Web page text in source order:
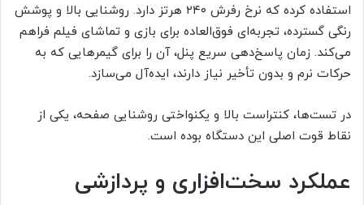
استفاده کرده که نرخ رفرش ۲۴۰ هرتز دارد. روشنایی بالا و پوشش
رنگی گسترده، تجربه‌ای فوق‌العاده برای بازی و تماشای فیلم فراهم
می‌کند. زمان پاسخ‌دهی سریع پنل، آن را برای گیمرهایی که به
حرکات نرم و بدون تأخیر نیاز دارند، ایده‌آل می‌سازد.
در تست‌ها، کنتراست بالا و یکنواختی روشنایی صفحه، یکی از
نقاط قوت اصلی این دستگاه بوده است.
عملکرد سخت‌افزاری و پردازشی